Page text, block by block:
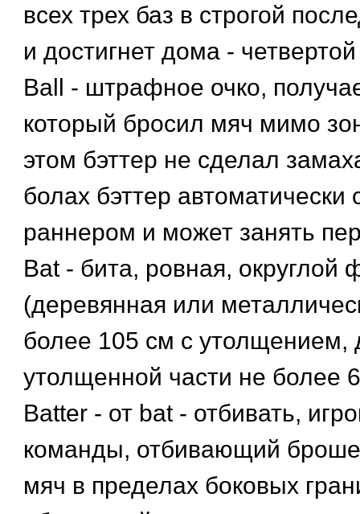
всех трех баз в строгой
и достигнет дома -
Ball - штрафное очко,
который бросил мяч мимо
этом бэттер не сделал
болах бэттер автоматически
раннером и может занять
Bat - бита, ровная, округлой
(деревянная или
более 105 см с утолщением,
утолщенной части не более
Batter - от bat - отбивать,
команды, отбивающий
мяч в пределах боковых